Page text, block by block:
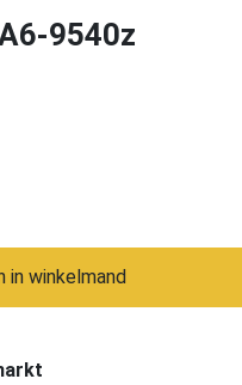
9540z
in winkelmand